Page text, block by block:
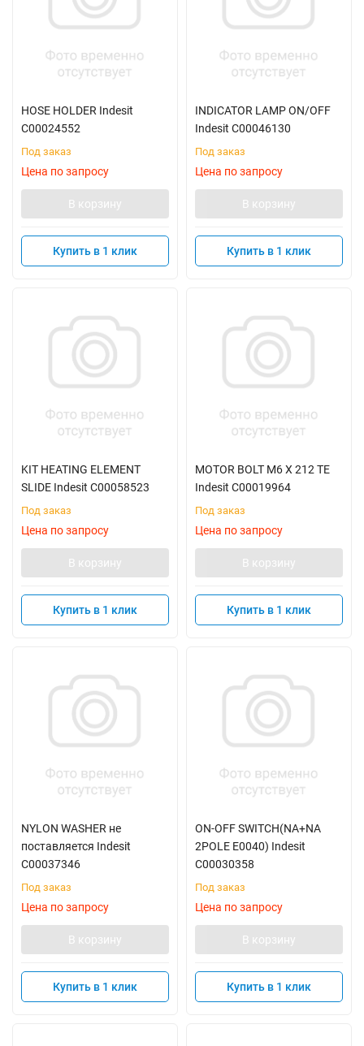
HOSE HOLDER Indesit
C00024552
Под заказ
Цена по запросу
В корзину
Купить в 1 клик
INDICATOR LAMP ON/OFF
Indesit C00046130
Под заказ
Цена по запросу
В корзину
Купить в 1 клик
KIT HEATING ELEMENT
SLIDE Indesit C00058523
Под заказ
Цена по запросу
В корзину
Купить в 1 клик
MOTOR BOLT M6 X 212 TE
Indesit C00019964
Под заказ
Цена по запросу
В корзину
Купить в 1 клик
NYLON WASHER не
поставляется Indesit
C00037346
Под заказ
Цена по запросу
В корзину
Купить в 1 клик
ON-OFF SWITCH(NA+NA
2POLE E0040) Indesit
C00030358
Под заказ
Цена по запросу
В корзину
Купить в 1 клик